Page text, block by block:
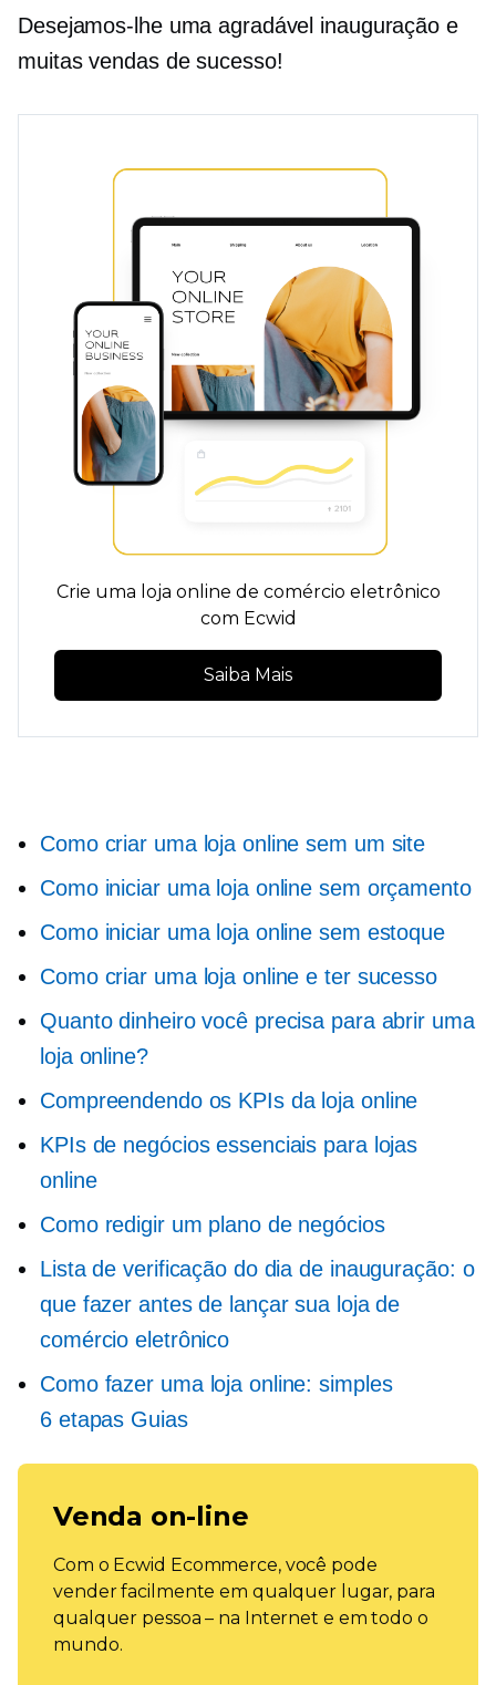
Desejamos-lhe uma agradável inauguração e
muitas vendas de sucesso!
Crie uma loja online de comércio eletrônico
com Ecwid
Saiba Mais
Como criar uma loja online sem um site
Como iniciar uma loja online sem orçamento
Como iniciar uma loja online sem estoque
Como criar uma loja online e ter sucesso
Quanto dinheiro você precisa para abrir uma
loja online?
Compreendendo os KPIs da loja online
KPIs de negócios essenciais para lojas
online
Como redigir um plano de negócios
Lista de verificação do dia de inauguração: o
que fazer antes de lançar sua loja de
comércio eletrônico
Como fazer uma loja online: simples
6 etapas Guias
Venda on-line
Com o Ecwid Ecommerce, você pode
vender facilmente em qualquer lugar, para
qualquer pessoa – na Internet e em todo o
mundo.